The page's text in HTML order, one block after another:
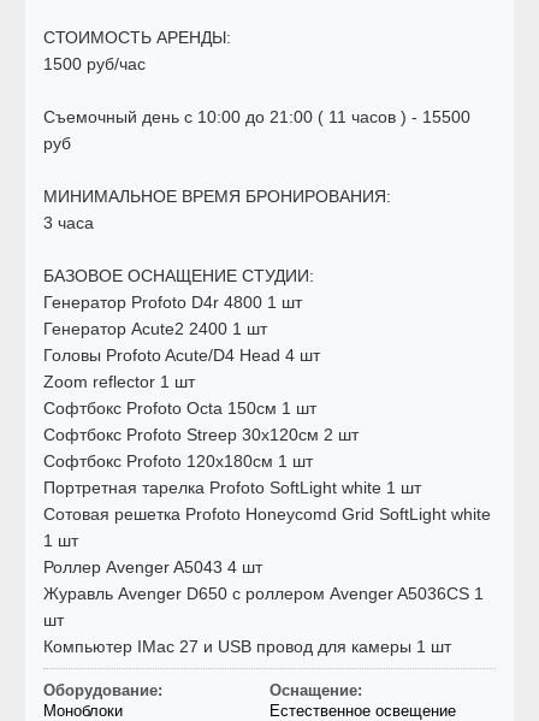
СТОИМОСТЬ АРЕНДЫ:
1500 руб/час
Съемочный день с 10:00 до 21:00 ( 11 часов ) - 15500
руб
МИНИМАЛЬНОЕ ВРЕМЯ БРОНИРОВАНИЯ:
3 часа
БАЗОВОЕ ОСНАЩЕНИЕ СТУДИИ:
Генератор Profoto D4r 4800 1 шт
Генератор Acute2 2400 1 шт
Головы Profoto Acute/D4 Head 4 шт
Zoom reflector 1 шт
Софтбокс Profoto Octa 150см 1 шт
Софтбокс Profoto Streep 30x120см 2 шт
Софтбокс Profoto 120x180см 1 шт
Портретная тарелка Profoto SoftLight white 1 шт
Сотовая решетка Profoto Honeycomd Grid SoftLight white
1 шт
Роллер Avenger A5043 4 шт
Журавль Avenger D650 с роллером Avenger A5036CS 1
шт
Компьютер IMac 27 и USB провод для камеры 1 шт
Оборудование:
Моноблоки
Оснащение:
Естественное освещение